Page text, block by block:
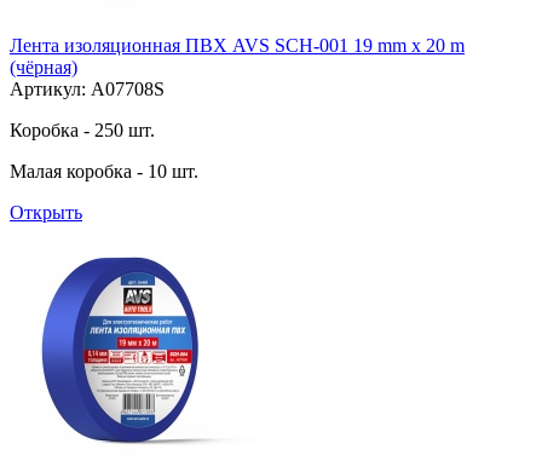
Лента изоляционная ПВХ AVS SCH-001 19 mm x 20 m
(чёрная)
Артикул: A07708S
Коробка - 250 шт.
Малая коробка - 10 шт.
Открыть